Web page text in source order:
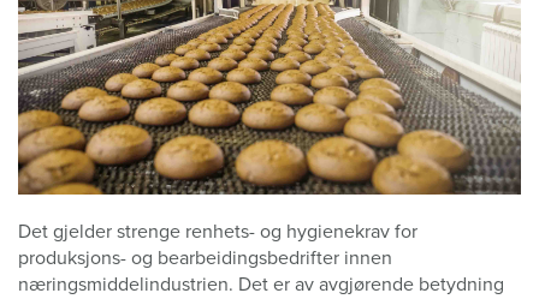
Det gjelder strenge renhets- og hygienekrav for
produksjons- og bearbeidingsbedrifter innen
næringsmiddelindustrien. Det er av avgjørende betydning